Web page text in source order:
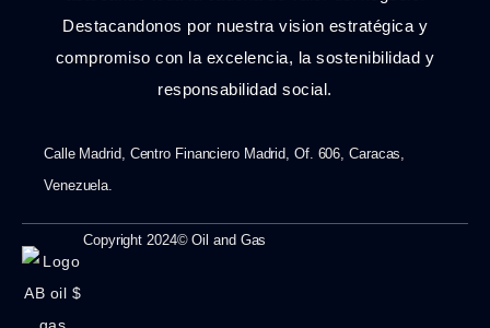
Destacandonos por nuestra vision estratégica y
compromiso con la excelencia, la sostenibilidad y
responsabilidad social.
Calle Madrid, Centro Financiero Madrid, Of. 606, Caracas,
Venezuela.
Copyright 2024© Oil and Gas